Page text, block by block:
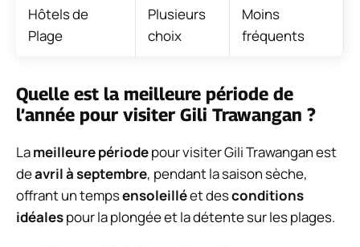
Hôtels de
Plage
Plusieurs
choix
Moins
fréquents
Quelle est la meilleure période de
l’année pour visiter Gili Trawangan ?
Lameilleure périodepour visiter Gili Trawangan est
deavril à septembre, pendant la saison sèche,
offrant un tempsensoleilléet desconditions
idéalespour la plongée et la détente sur les plages.